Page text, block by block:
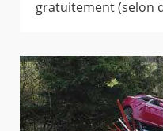
gratuitement (selon